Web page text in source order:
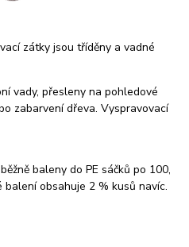
jsou tříděny a vadné
vady, přesleny na pohledové
zabarvení dřeva. Vyspravovací
baleny do PE sáčků po 100,
balení obsahuje 2 % kusů navíc.